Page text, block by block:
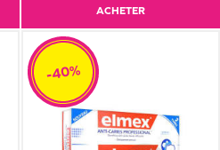
ACHETER
-40%